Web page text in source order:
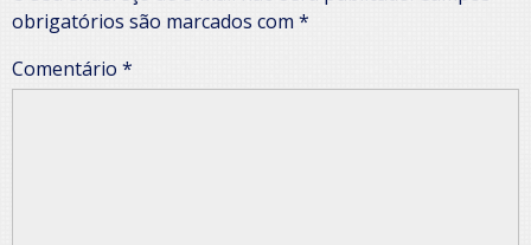
obrigatórios são marcados com *
Comentário *